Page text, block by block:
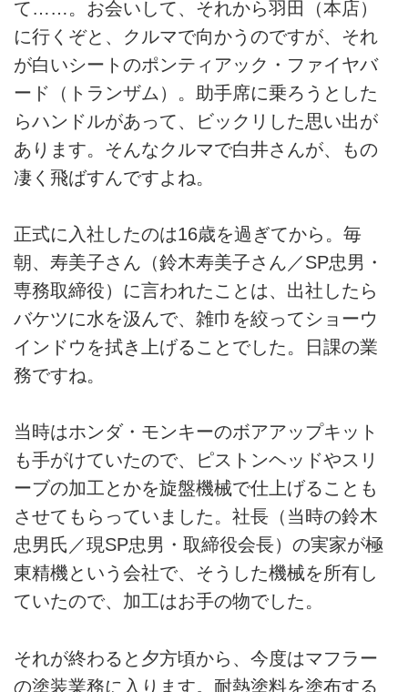
て……。お会いして、それから羽田（本店）
に行くぞと、クルマで向かうのですが、それ
が白いシートのポンティアック・ファイヤバ
ード（トランザム）。助手席に乗ろうとした
らハンドルがあって、ビックリした思い出が
あります。そんなクルマで白井さんが、もの
凄く飛ばすんですよね。
正式に入社したのは16歳を過ぎてから。毎
朝、寿美子さん（鈴木寿美子さん／SP忠男・
専務取締役）に言われたことは、出社したら
バケツに水を汲んで、雑巾を絞ってショーウ
インドウを拭き上げることでした。日課の業
務ですね。
当時はホンダ・モンキーのボアアップキット
も手がけていたので、ピストンヘッドやスリ
ーブの加工とかを旋盤機械で仕上げることも
させてもらっていました。社長（当時の鈴木
忠男氏／現SP忠男・取締役会長）の実家が極
東精機という会社で、そうした機械を所有し
ていたので、加工はお手の物でした。
それが終わると夕方頃から、今度はマフラー
の塗装業務に入ります。耐熱塗料を塗布する